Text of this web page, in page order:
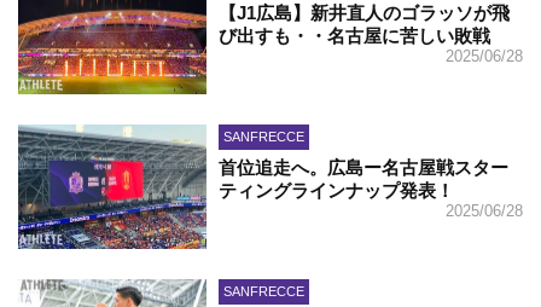
【J1広島】新井直人のゴラッソが飛
び出すも・・名古屋に苦しい敗戦
2025/06/28
SANFRECCE
首位追走へ。広島ー名古屋戦スター
ティングラインナップ発表！
2025/06/28
SANFRECCE